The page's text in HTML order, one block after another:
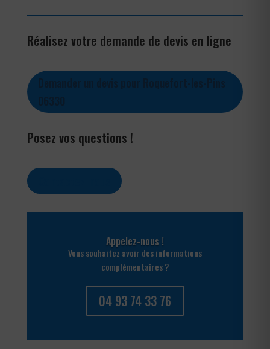
Réalisez votre demande de devis en ligne
Posez vos questions !
Appelez-nous !
Vous souhaitez avoir des informations
complémentaires ?
04 93 74 33 76